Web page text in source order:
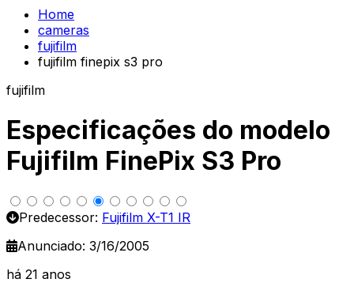
Home
cameras
fujifilm
fujifilm finepix s3 pro
fujifilm
Especificações do modelo
Fujifilm FinePix S3 Pro
Predecessor: Fujifilm X-T1 IR
Anunciado: 3/16/2005
há 21 anos